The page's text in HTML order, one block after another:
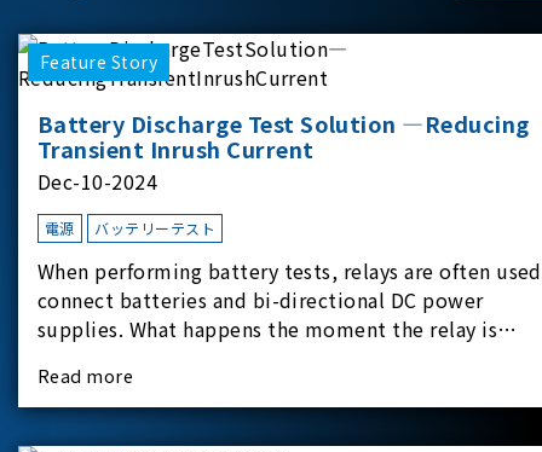
Feature Story
Battery Discharge Test Solution —Reducing
Transient Inrush Current
Dec-10-2024
電源 バッテリーテスト
When performing battery tests, relays are often
connect batteries and bi-directional DC power
supplies. What happens the moment the relay is
experimental equipment for this study.provides an
applicati
Read more